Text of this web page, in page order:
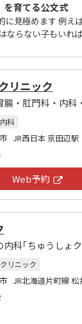
を育てる公文式
見極めます 例え
ならない子もいれ
リニック
・肛門科・内科
内科
JR西日本 京田辺駅
Web予約
科｢ちゅうしょ
クリニック
JR北海道片町線 松